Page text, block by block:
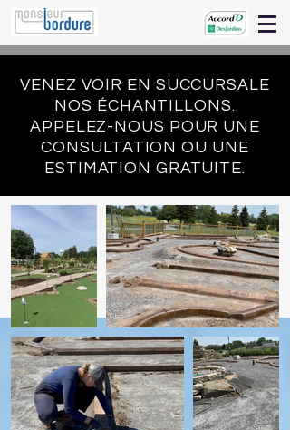
VENEZ VOIR EN SUCCURSALE
NOS ÉCHANTILLONS.
APPELEZ-NOUS POUR UNE
CONSULTATION OU UNE
ESTIMATION GRATUITE.